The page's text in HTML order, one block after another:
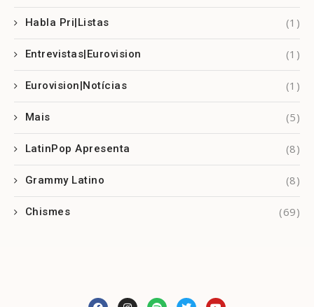
Habla Pri|Listas (1)
Entrevistas|Eurovision (1)
Eurovision|Notícias (1)
Mais (5)
LatinPop Apresenta (8)
Grammy Latino (8)
Chismes (69)